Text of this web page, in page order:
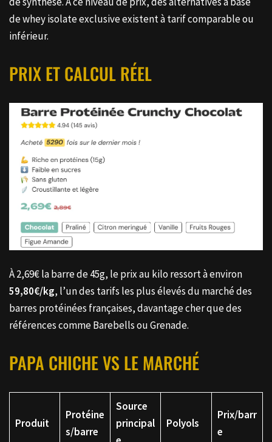
de whey isolate exclusive existent à tarif comparable ou
inférieur.
PRIX ET CALCUL RÉEL
À 2,69€ la barre de 45g, le prix au kilo ressort à environ
59,80€/kg, l’un des tarifs les plus élevés du marché des
barres protéinées françaises, davantage cher que des
références comme Barebells ou Grenade.
PAPA CHICHE VS LE MARCHÉ
Produit
Protéine
s/barre
Source
principal
Polyols
Prix/barr
e